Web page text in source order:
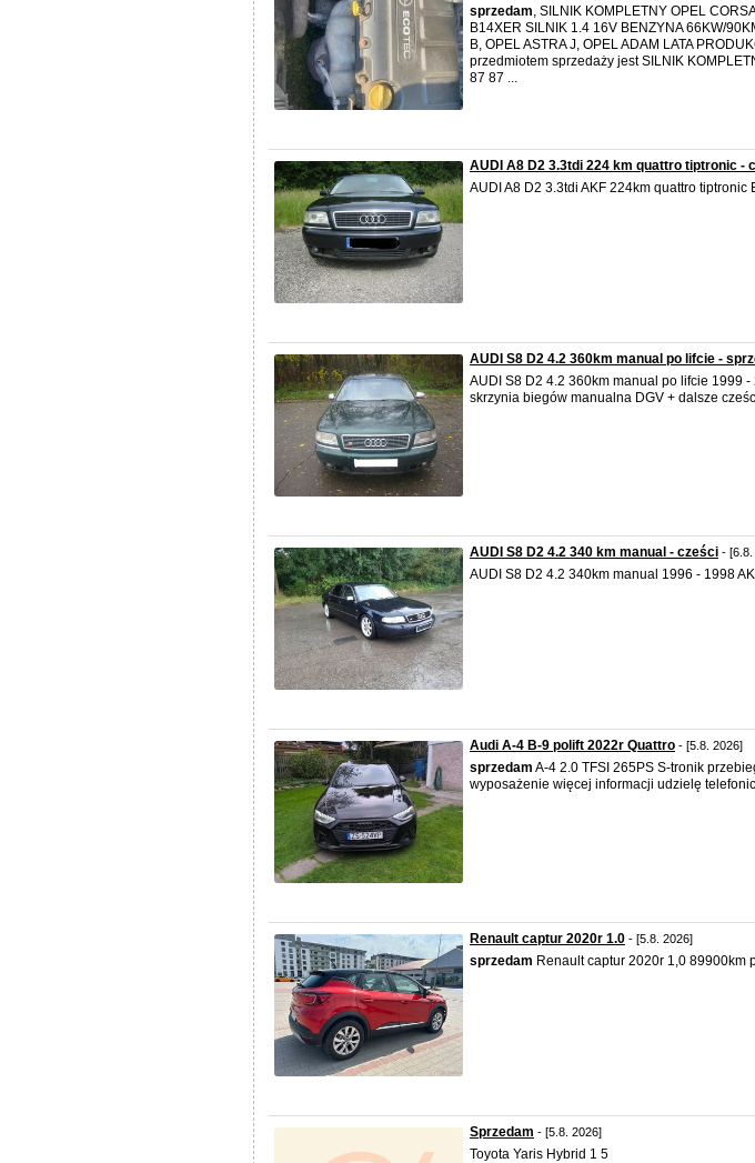
sprzedam, SILNIK KOMPLETNY OPEL
B14XER SILNIK 1.4 16V BENZYNA 66KW/
B, OPEL ASTRA J, OPEL ADAM LATA
przedmiotem sprzedaży jest SILNIK
87 87 ...
AUDI A8 D2 3.3tdi 224 km quattro tiptronic -
AUDI A8 D2 3.3tdi AKF 224km quattro tiptronic
AUDI S8 D2 4.2 360km manual po lifcie -
AUDI S8 D2 4.2 360km manual po lifcie 1999 -
skrzynia biegów manualna DGV + dalsze
AUDI S8 D2 4.2 340 km manual - cześci - [6.8.
AUDI S8 D2 4.2 340km manual 1996 - 1998
Audi A-4 B-9 polift 2022r Quattro - [5.8. 2026]
sprzedam A-4 2.0 TFSI 265PS S-tronik
wyposażenie więcej informacji udzielę
Renault captur 2020r 1.0 - [5.8. 2026]
sprzedam Renault captur 2020r 1,0 89900km
Sprzedam - [5.8. 2026]
Toyota Yaris Hybrid 1 5